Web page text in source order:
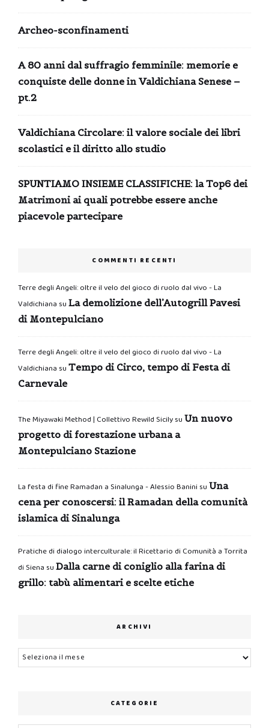
Archeo-sconfinamenti
A 80 anni dal suffragio femminile: memorie e
conquiste delle donne in Valdichiana Senese –
pt.2
Valdichiana Circolare: il valore sociale dei libri
scolastici e il diritto allo studio
SPUNTIAMO INSIEME CLASSIFICHE: la Top6 dei
Matrimoni ai quali potrebbe essere anche
piacevole partecipare
COMMENTI RECENTI
Terre degli Angeli: oltre il velo del gioco di ruolo dal vivo - La
Valdichiana su La demolizione dell’Autogrill Pavesi
di Montepulciano
Terre degli Angeli: oltre il velo del gioco di ruolo dal vivo - La
Valdichiana su Tempo di Circo, tempo di Festa di
Carnevale
The Miyawaki Method | Collettivo Rewild Sicilysu Un nuovo
progetto di forestazione urbana a
Montepulciano Stazione
La festa di fine Ramadan a Sinalunga - Alessio Banini su Una
cena per conoscersi: il Ramadan della comunità
islamica di Sinalunga
Pratiche di dialogo interculturale: il Ricettario di Comunità a Torrita
di Siena su Dalla carne di coniglio alla farina di
grillo: tabù alimentari e scelte etiche
ARCHIVI
Archivi
CATEGORIE